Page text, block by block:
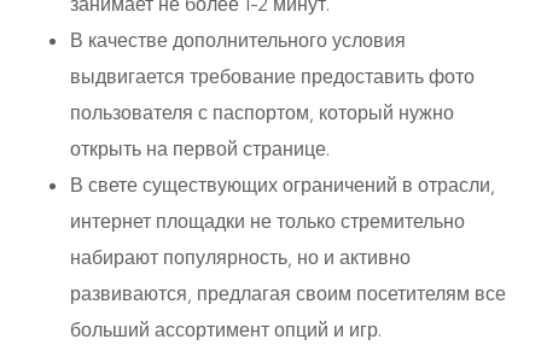
В качестве дополнительного условия
выдвигается требование предоставить фото
пользователя с паспортом, который нужно
открыть на первой странице.
В свете существующих ограничений в отрасли,
интернет площадки не только стремительно
набирают популярность, но и активно
развиваются, предлагая своим посетителям все
больший ассортимент опций и игр.